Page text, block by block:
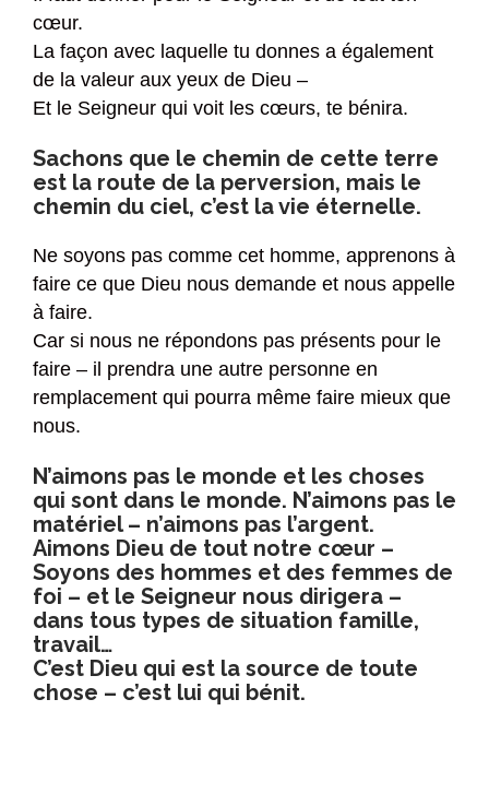
cœur.
La façon avec laquelle tu donnes a également
de la valeur aux yeux de Dieu –
Et le Seigneur qui voit les cœurs, te bénira.
Sachons que le chemin de cette terre
est la route de la perversion, mais le
chemin du ciel, c’est la vie éternelle.
Ne soyons pas comme cet homme, apprenons à
faire ce que Dieu nous demande et nous appelle
à faire.
Car si nous ne répondons pas présents pour le
faire – il prendra une autre personne en
remplacement qui pourra même faire mieux que
nous.
N’aimons pas le monde et les choses
qui sont dans le monde. N’aimons pas le
matériel – n’aimons pas l’argent.
Aimons Dieu de tout notre cœur –
Soyons des hommes et des femmes de
foi – et le Seigneur nous dirigera –
dans tous types de situation famille,
travail…
C’est Dieu qui est la source de toute
chose – c’est lui qui bénit.